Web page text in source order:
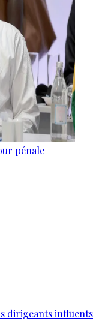
pénale
dirigeants influents